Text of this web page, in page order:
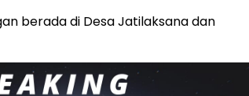
berada di Desa Jatilaksana dan